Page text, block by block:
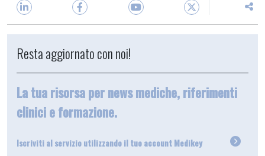
Resta aggiornato con noi!
La tua risorsa per news mediche, riferimenti
clinici e formazione.
Iscriviti al servizio utilizzando il tuo account Medikey